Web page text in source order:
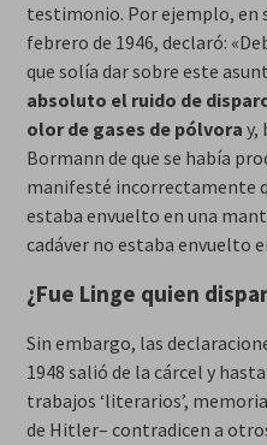
testimonio. Por ejemplo, en
febrero de 1946, declaró:
que solía dar sobre este
absoluto el ruido de
olor de gases de pólvora y,
Bormann de que se había
manifesté incorrectamente
estaba envuelto en una
cadáver no estaba envuelto
¿Fue Linge quien
Sin embargo, las
1948 salió de la cárcel y
trabajos ‘literarios’,
de Hitler– contradicen a